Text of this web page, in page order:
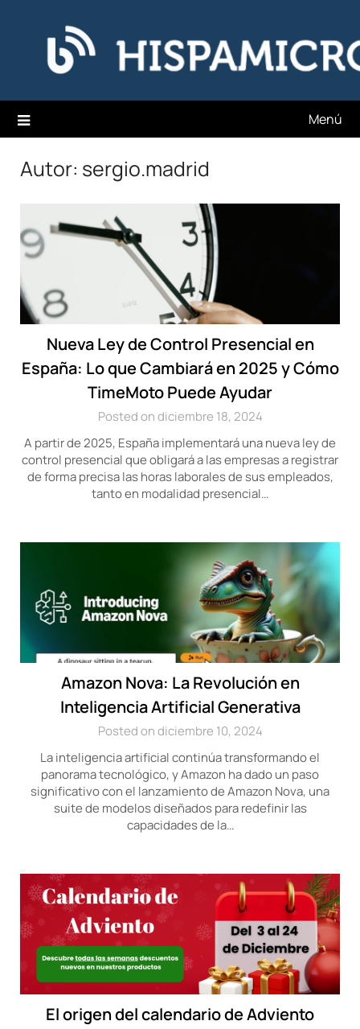
contenido
Hispamicro Blog
Menú
Autor: sergio.madrid
Nueva Ley de Control Presencial en
España: Lo que Cambiará en 2025 y Cómo
TimeMoto Puede Ayudar
Posted on diciembre 18, 2024
A partir de 2025, España implementará una nueva ley de
control presencial que obligará a las empresas a registrar
de forma precisa las horas laborales de sus empleados,
tanto en modalidad presencial…
Amazon Nova: La Revolución en
Inteligencia Artificial Generativa
Posted on diciembre 10, 2024
La inteligencia artificial continúa transformando el
panorama tecnológico, y Amazon ha dado un paso
significativo con el lanzamiento de Amazon Nova, una
suite de modelos diseñados para redefinir las
capacidades de la…
El origen del calendario de Adviento